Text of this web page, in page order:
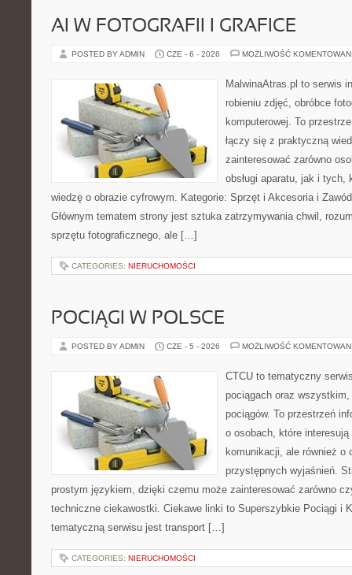
AI W FOTOGRAFII I GRAFICE
POSTED BY ADMIN CZE - 6 - 2026 MOŻLIWOŚĆ
MalwinaAtras.pl to serwis
robieniu zdjęć, obróbce
komputerowej. To
łączy się z praktyczną
zainteresować zarówno
obsługi aparatu, jak i
wiedzę o obrazie cyfrowym. Kategorie: Sprzęt i Akcesoria i
Głównym tematem strony jest sztuka zatrzymywania chwil,
sprzętu fotograficznego, ale […]
CATEGORIES: NIERUCHOMOŚCI
POCIĄGI W POLSCE
POSTED BY ADMIN CZE - 5 - 2026 MOŻLIWOŚĆ
CTCU to tematyczny
pociągach oraz
pociągów. To przestrzeń
o osobach, które
komunikacji, ale również
przystępnych wyjaśnień.
prostym językiem, dzięki czemu może zainteresować zarówno
techniczne ciekawostki. Ciekawe linki to Superszybkie Pociągi i
tematyczną serwisu jest transport […]
CATEGORIES: NIERUCHOMOŚCI